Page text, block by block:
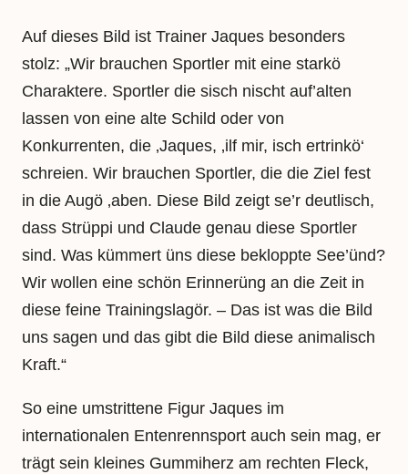
Auf dieses Bild ist Trainer Jaques besonders
stolz: „Wir brauchen Sportler mit eine starkö
Charaktere. Sportler die sisch nischt auf’alten
lassen von eine alte Schild oder von
Konkurrenten, die ‚Jaques, ‚ilf mir, isch ertrinkö‘
schreien. Wir brauchen Sportler, die die Ziel fest
in die Augö ‚aben. Diese Bild zeigt se’r deutlisch,
dass Strüppi und Claude genau diese Sportler
sind. Was kümmert üns diese bekloppte See’ünd?
Wir wollen eine schön Erinnerüng an die Zeit in
diese feine Trainingslagör. – Das ist was die Bild
uns sagen und das gibt die Bild diese animalisch
Kraft.“
So eine umstrittene Figur Jaques im
internationalen Entenrennsport auch sein mag, er
trägt sein kleines Gummiherz am rechten Fleck,